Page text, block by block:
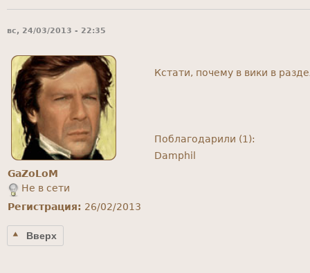
вс, 24/03/2013 - 22:35
GaZoLoM
Не в сети
Регистрация: 26/02/2013
Кстати, почему в вики в
Поблагодарили (1):
Damphil
Вверх